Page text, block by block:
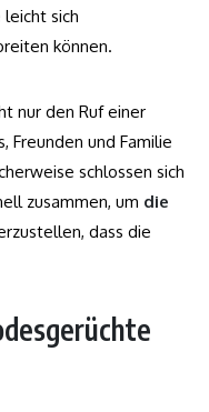
sich
können.
nur den Ruf einer
Freunden und Familie
schlossen sich
zusammen, um die
dass die